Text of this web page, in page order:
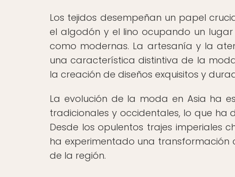
Los tejidos desempeñan un papel
el algodón y el lino ocupando un
como modernas. La artesanía y la
una característica distintiva de la
la creación de diseños exquisitos y
La evolución de la moda en Asia ha
tradicionales y occidentales, lo que ha
Desde los opulentos trajes imperiales
ha experimentado una transformación
de la región.